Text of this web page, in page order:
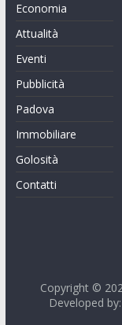
Economia
Attualità
Eventi
Pubblicità
Padova
Immobiliare
Golosità
Contatti
Copyright ©
Developed by: